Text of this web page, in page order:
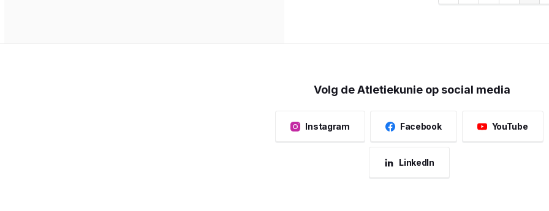
Volg de Atletiekunie op social media
Instagram Facebook YouTube
LinkedIn